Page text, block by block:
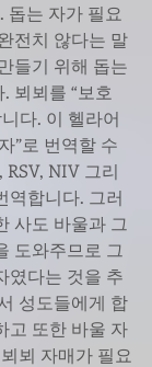
돕는 자가 필요
전치 않다는 말
들기 위해 돕는
뵈뵈를 “보호
다. 이 헬라어
”로 번역할 수
NIV 그리
역합니다. 그러
사도 바울과 그
도와주므로 그
였다는 것을 추
성도들에게 합
고 또한 바울 자
뵈 자매가 필요